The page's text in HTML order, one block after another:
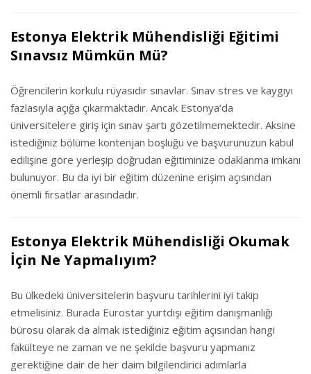
Estonya Elektrik Mühendisliği Eğitimi
Sınavsız Mümkün Mü?
Öğrencilerin korkulu rüyasıdır sınavlar. Sınav stres ve kaygıyı
fazlasıyla açığa çıkarmaktadır. Ancak Estonya’da
üniversitelere giriş için sınav şartı gözetilmemektedir. Aksine
istediğiniz bölüme kontenjan boşluğu ve başvurunuzun kabul
edilişine göre yerleşip doğrudan eğitiminize odaklanma imkanı
bulunuyor. Bu da iyi bir eğitim düzenine erişim açısından
önemli fırsatlar arasındadır.
Estonya Elektrik Mühendisliği Okumak
İçin Ne Yapmalıyım?
Bu ülkedeki üniversitelerin başvuru tarihlerini iyi takip
etmelisiniz. Burada Eurostar yurtdışı eğitim danışmanlığı
bürosu olarak da almak istediğiniz eğitim açısından hangi
fakülteye ne zaman ve ne şekilde başvuru yapmanız
gerektiğine dair de her daim bilgilendirici adımlarla